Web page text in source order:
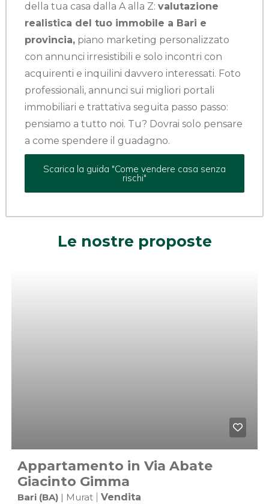
della tua casa dalla A alla Z:valutazione
realistica del tuo immobile a Bari e
provincia, piano marketing personalizzato
con annunci irresistibili e solo incontri con
acquirenti e inquilini davvero interessati. Foto
professionali, annunci sui migliori portali
immobiliari e trattativa seguita passo passo:
pensiamo a tutto noi. Tu? Dovrai solo pensare
a come spendere il guadagno.
Scarica la guida "Come vendere casa senza
rischi"
Le nostre proposte
Appartamento in Via Abate
Giacinto Gimma
Bari (BA)| Murat Vendita